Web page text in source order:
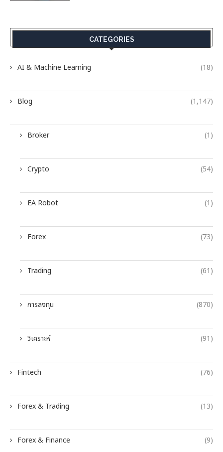
CATEGORIES
AI & Machine Learning (18)
Blog (1,147)
Broker (1)
Crypto (54)
EA Robot (1)
Forex (73)
Trading (61)
การลงทุน (870)
วิเคราะห์ (91)
Fintech (76)
Forex & Trading (13)
Forex & Finance (9)